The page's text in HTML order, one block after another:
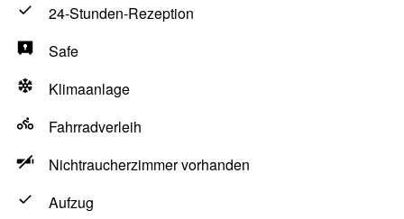
24-Stunden-Rezeption
Safe
Klimaanlage
Fahrradverleih
Nichtraucherzimmer vorhanden
Aufzug